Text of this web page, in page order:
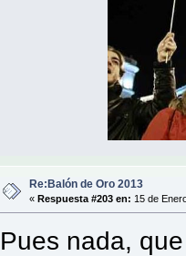
Re:Balón de Oro 2013
«Respuesta #203 en: 15 de
Pues nada,